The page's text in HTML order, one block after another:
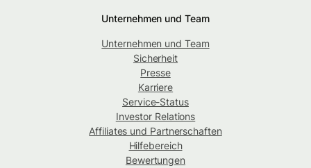
Unternehmen und Team
Unternehmen und Team
Sicherheit
Presse
Karriere
Service-Status
Investor Relations
Affiliates und Partnerschaften
Hilfebereich
Bewertungen